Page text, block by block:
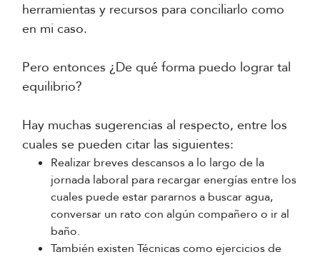
herramientas y recursos para conciliarlo como
en mi caso.
Pero entonces ¿De qué forma puedo lograr tal
equilibrio?
Hay muchas sugerencias al respecto, entre los
cuales se pueden citar las siguientes:
Realizar breves descansos a lo largo de la
jornada laboral para recargar energías entre los
cuales puede estar pararnos a buscar agua,
conversar un rato con algún compañero o ir al
baño.
También existen Técnicas como ejercicios de